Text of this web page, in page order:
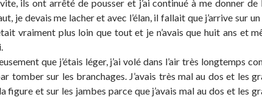
ils ont arrêté de pousser et j’ai continué à me donner de
je devais me lacher et avec l’élan, il fallait que j’arrive sur
vraiment plus loin que tout et je n’avais que huit ans et
que j’étais léger, j’ai volé dans l’air très longtemps
tomber sur les branchages. J’avais très mal au dos et les
figure et sur les jambes parce que j’avais mal au dos et les